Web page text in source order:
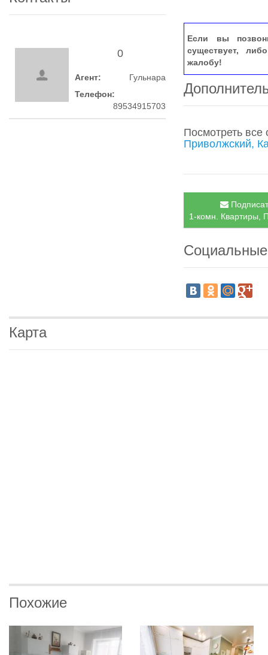
0
Агент:
Гульнара
Телефон:
89534915703
Если вы
существует,
жалобу!
Посмотреть
Приволжский,
1-комн. Квартиры,
Карта
Похожие